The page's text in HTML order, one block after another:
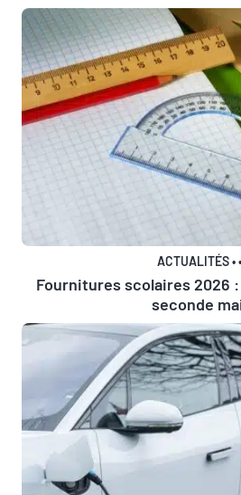
ACTUALITÉS••
Fournitures scolaires 2026
seconde